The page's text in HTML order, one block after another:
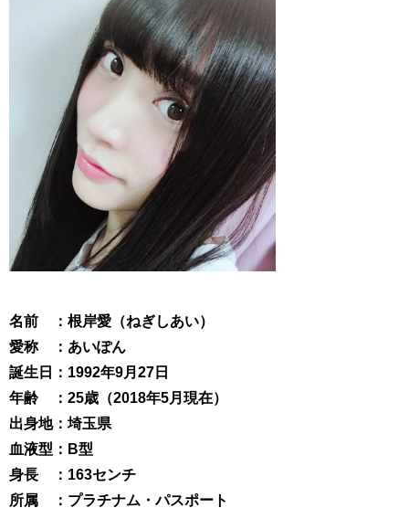
名前 ：根岸愛（ねぎしあい）
愛称 ：あいぽん
誕生日：1992年9月27日
年齢 ：25歳（2018年5月現在）
出身地：埼玉県
血液型：B型
身長 ：163センチ
所属 ：プラチナム・パスポート